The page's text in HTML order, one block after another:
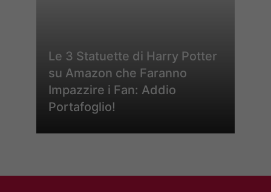
Le 3 Statuette di Harry Potter
su Amazon che Faranno
Impazzire i Fan: Addio
Portafoglio!